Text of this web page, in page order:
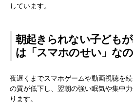
しています。
朝起きられない子ども
は「スマホのせい」な
夜遅くまでスマホゲームや動画視聴を
の質が低下し、翌朝の強い眠気や集中
ります。